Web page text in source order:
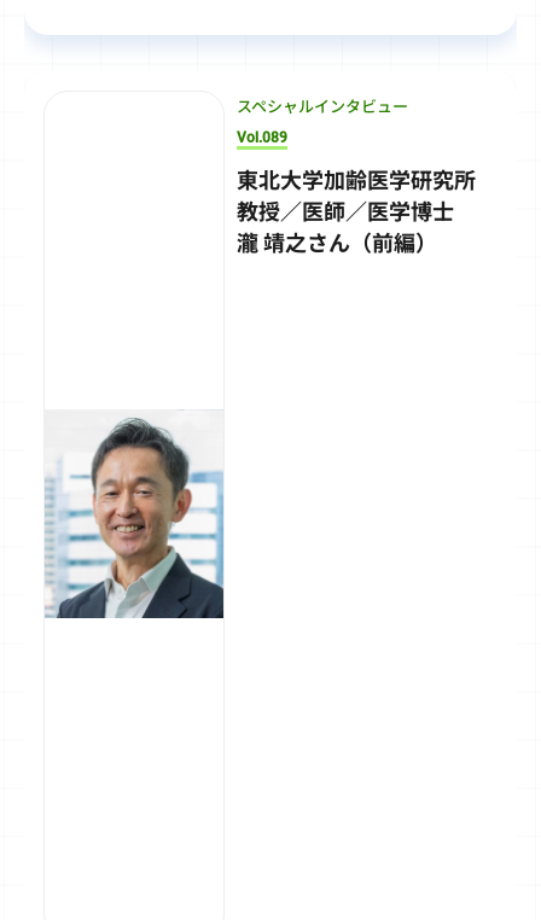
スペシャルインタビュー
Vol.089
東北大学加齢医学研究所
教授／医師／医学博士
瀧 靖之さん（前編）